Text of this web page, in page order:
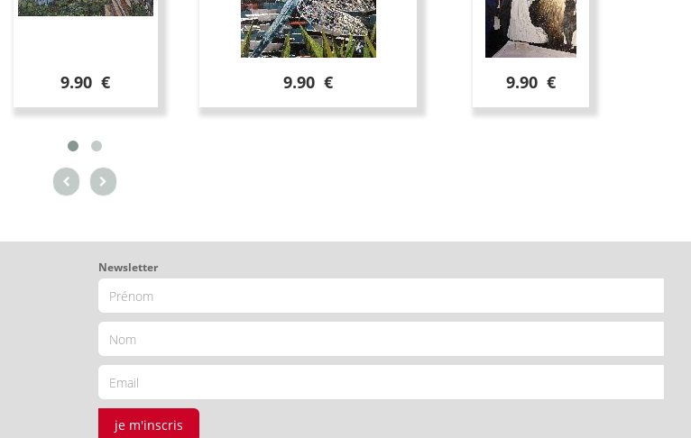
9.90 € 9.90 € 9.90 €
Newsletter
je m'inscris